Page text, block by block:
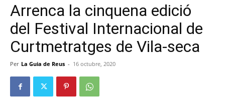
Arrenca la cinquena edició
del Festival Internacional de
Curtmetratges de Vila-seca
Per La Guia de Reus - 16 octubre, 2020